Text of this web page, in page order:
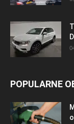
POPULARNE